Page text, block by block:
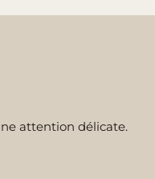
attention délicate.